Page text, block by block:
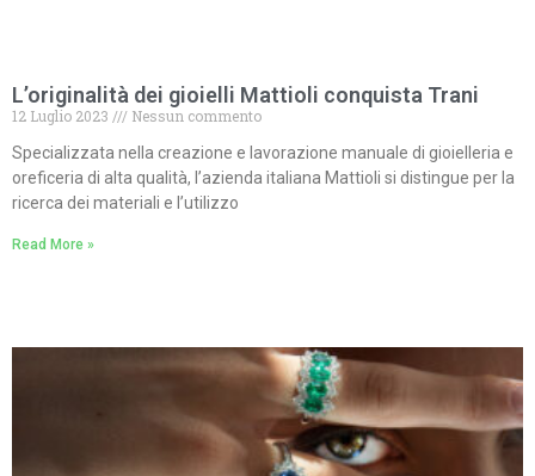
L’originalità dei gioielli Mattioli conquista Trani
12 Luglio 2023
Nessun commento
Specializzata nella creazione e lavorazione manuale di gioielleria e
oreficeria di alta qualità, l’azienda italiana Mattioli si distingue per la
ricerca dei materiali e l’utilizzo
Read More »